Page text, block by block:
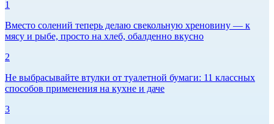
1
Вместо солений теперь делаю свекольную хреновину — к
мясу и рыбе, просто на хлеб, обалденно вкусно
2
Не выбрасывайте втулки от туалетной бумаги: 11 классных
способов применения на кухне и даче
3